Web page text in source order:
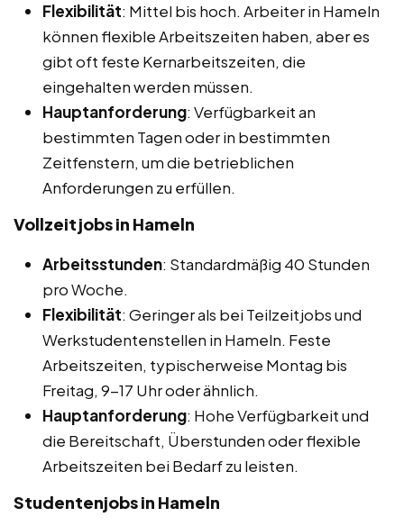
Flexibilität: Mittel bis hoch. Arbeiter in Hameln
können flexible Arbeitszeiten haben, aber es
gibt oft feste Kernarbeitszeiten, die
eingehalten werden müssen.
Hauptanforderung: Verfügbarkeit an
bestimmten Tagen oder in bestimmten
Zeitfenstern, um die betrieblichen
Anforderungen zu erfüllen.
Vollzeitjobs in Hameln
Arbeitsstunden: Standardmäßig 40 Stunden
pro Woche.
Flexibilität: Geringer als bei Teilzeitjobs und
Werkstudentenstellen in Hameln. Feste
Arbeitszeiten, typischerweise Montag bis
Freitag, 9-17 Uhr oder ähnlich.
Hauptanforderung: Hohe Verfügbarkeit und
die Bereitschaft, Überstunden oder flexible
Arbeitszeiten bei Bedarf zu leisten.
Studentenjobs in Hameln